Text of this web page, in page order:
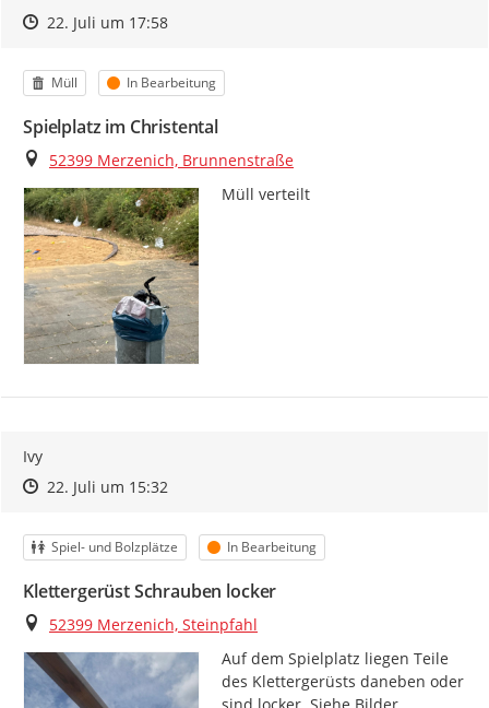
Zeitpunkt des Erstellens
Zeitpunkt des Erstellens
22. Juli um 17:58Zur Äußerung
Kategorie
Müll Status
In Bearbeitung
Spielplatz im Christental
Ort
52399 Merzenich, Brunnenstraße
Müll verteilt
Ivy
Zeitpunkt des Erstellens
Zeitpunkt des Erstellens
22. Juli um 15:32Zur Äußerung
Kategorie
Spiel- und Bolzplätze Status
In Bearbeitung
Klettergerüst Schrauben locker
Ort
52399 Merzenich, Steinpfahl
Auf dem Spielplatz liegen Teile
des Klettergerüsts daneben oder